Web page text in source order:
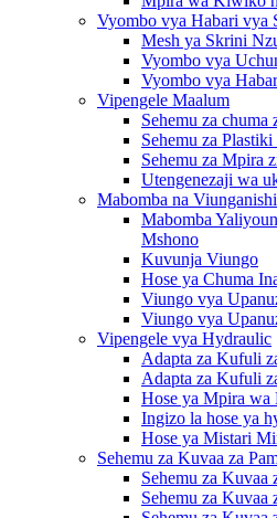
Vyombo vya Habari vya
Mesh ya Skrini
Vyombo vya
Vyombo vya
Vipengele Maalum
Sehemu za
Sehemu za
Sehemu za Mpira
Utengenezaji wa
Mabomba na Viunganishi
Mabomba
Mshono
Kuvunja Viungo
Hose ya Chuma
Viungo vya
Viungo vya
Vipengele vya Hydraulic
Adapta za Kufuli
Adapta za Kufuli
Hose ya Mpira wa
Ingizo la hose ya
Hose ya Mistari
Sehemu za Kuvaa za
Sehemu za Kuvaa
Sehemu za